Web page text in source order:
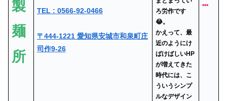
製
麺
所
TEL : 0566-92-0466
〒444-1221 愛知県安城市和泉町庄
司作9-26
ろ労作です
😂。
かえって、最
近のようにけ
ばけばしいHP
が増えてきた
時代には、こ
ういうシンプ
ルなデザイン
***